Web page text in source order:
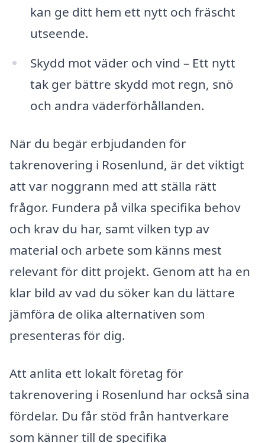
kan ge ditt hem ett nytt och fräscht
utseende.
Skydd mot väder och vind – Ett nytt
tak ger bättre skydd mot regn, snö
och andra väderförhållanden.
När du begär erbjudanden för
takrenovering i Rosenlund, är det viktigt
att var noggrann med att ställa rätt
frågor. Fundera på vilka specifika behov
och krav du har, samt vilken typ av
material och arbete som känns mest
relevant för ditt projekt. Genom att ha en
klar bild av vad du söker kan du lättare
jämföra de olika alternativen som
presenteras för dig.
Att anlita ett lokalt företag för
takrenovering i Rosenlund har också sina
fördelar. Du får stöd från hantverkare
som känner till de specifika